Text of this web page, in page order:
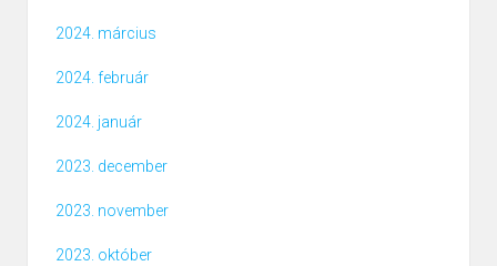
2024. március
2024. február
2024. január
2023. december
2023. november
2023. október